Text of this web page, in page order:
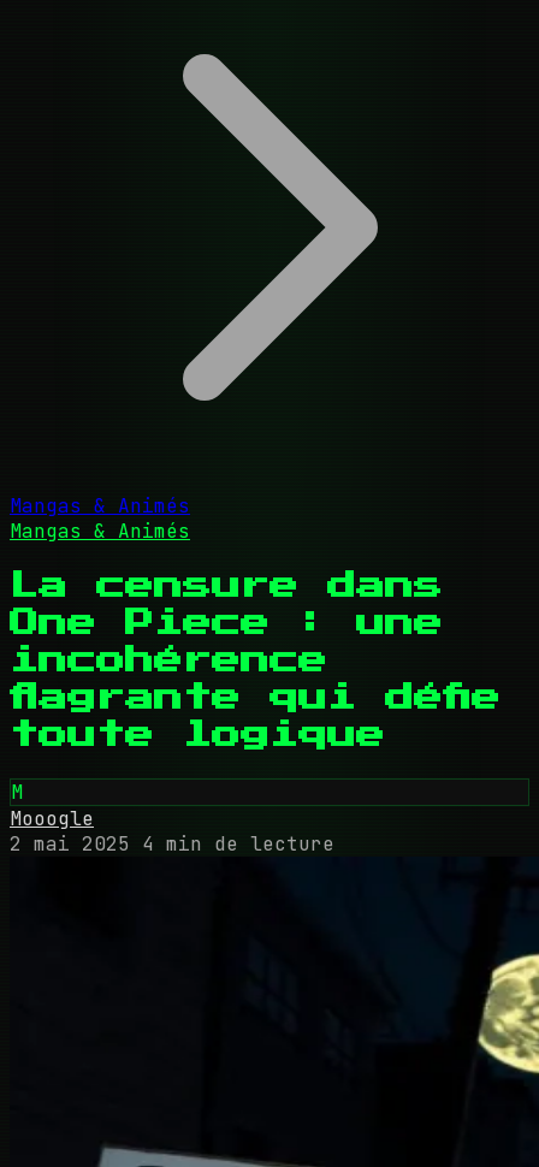
Mangas & Animés
Mangas & Animés
La censure dans
One Piece : une
incohérence
flagrante qui défie
toute logique
M
Mooogle
2 mai 2025
4 min de lecture